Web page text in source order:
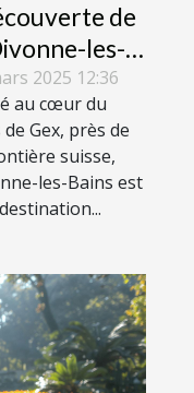
de
les-
: pensez à
les
lieux
2025 12:36
au cœur du
de Gex, près de
suisse,
les-Bains est